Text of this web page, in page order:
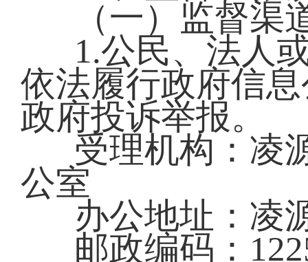
（一）监督渠
1.公民、法人
依法履行政府信
政府投诉举报。
受理机构：凌
公室
办公地址：凌
邮政编码：